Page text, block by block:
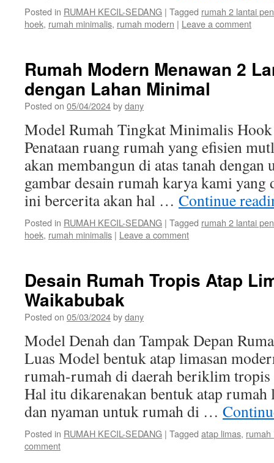
Posted in RUMAH KECIL-SEDANG | Tagged rumah 2 lantai
hoek, rumah minimalis, rumah modern | Leave a comment
Rumah Modern Menawan 2
dengan Lahan Minimal
Posted on 05/04/2024bydany
Model Rumah Tingkat Minimalis
Penataan ruang rumah yang efisien
akan membangun di atas tanah
gambar desain rumah karya kami
ini bercerita akan hal … Continue
Posted in RUMAH KECIL-SEDANG | Tagged rumah 2 lantai
hoek, rumah minimalis | Leave a comment
Desain Rumah Tropis Atap
Waikabubak
Posted on 05/03/2024bydany
Model Denah dan Tampak Depan
Luas Model bentuk atap limasan
rumah-rumah di daerah beriklim
Hal itu dikarenakan bentuk atap rumah
dan nyaman untuk rumah di …
Posted in RUMAH KECIL-SEDANG | Tagged atap limas, rumah
comment